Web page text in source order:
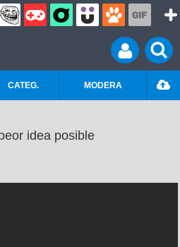
CATEG. MODERA
idea posible